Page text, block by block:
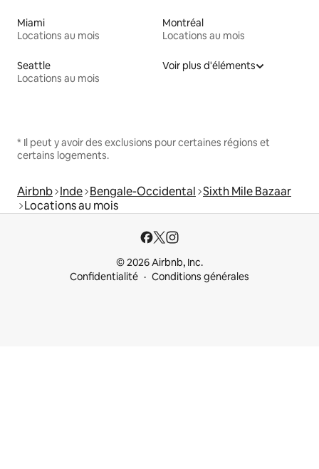
Miami
Locations au mois
Montréal
Locations au mois
Seattle
Locations au mois
Voir plus d'éléments
* Il peut y avoir des exclusions pour certaines régions et
certains logements.
Airbnb Inde Bengale-Occidental Sixth Mile Bazaar
Locations au mois
© 2026 Airbnb, Inc.
Confidentialité
Conditions générales